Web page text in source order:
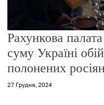
Рахункова
суму Україні
полонених
27 Грудня, 2024